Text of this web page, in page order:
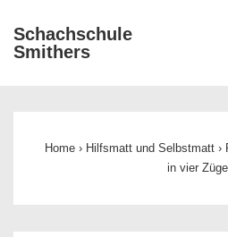
Zum
Inhalt
Schachschule
Smithers
Home › Hilfsmatt und Selbstmatt ›
in vier